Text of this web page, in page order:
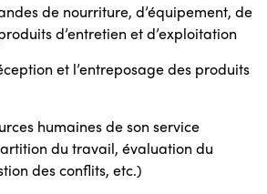
de nourriture, d’équipement, de
d’entretien et d’exploitation
et l’entreposage des produits
humaines de son service
du travail, évaluation du
des conflits, etc.)